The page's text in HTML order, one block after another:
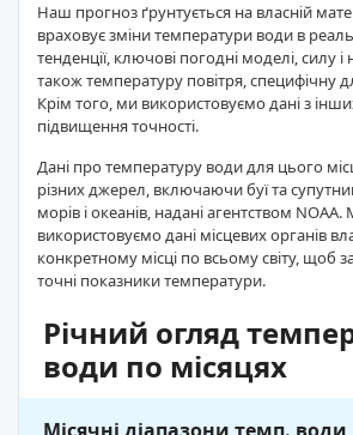
Наш прогноз ґрунтується на власній
враховує зміни температури води в
тенденції, ключові погодні моделі, силу і
також температуру повітря, специфічну
Крім того, ми використовуємо дані з
підвищення точності.
Дані про температуру води для цього
різних джерел, включаючи буї та
морів і океанів, надані агентством
використовуємо дані місцевих органів
конкретному місці по всьому світу, щоб
точні показники температури.
Річний огляд
води по місяцях